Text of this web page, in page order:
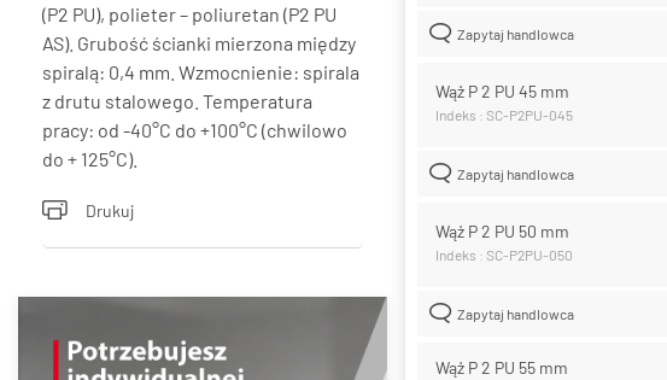
(P2 PU), polieter – poliuretan (P2 PU
AS). Grubość ścianki mierzona między
spiralą: 0,4 mm. Wzmocnienie: spirala
z drutu stalowego. Temperatura
pracy: od -40°C do +100°C (chwilowo
do + 125°C).
Drukuj
Zapytaj handlowca
Wąż P 2 PU 45 mm
Indeks : SC-P2PU-045
Zapytaj handlowca
Wąż P 2 PU 50 mm
Indeks : SC-P2PU-050
Zapytaj handlowca
Wąż P 2 PU 55 mm